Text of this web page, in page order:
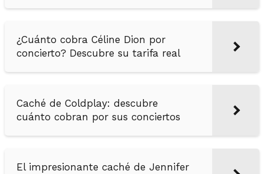
¿Cuánto cobra Céline Dion por
concierto? Descubre su tarifa real
Caché de Coldplay: descubre
cuánto cobran por sus conciertos
El impresionante caché de Jennifer